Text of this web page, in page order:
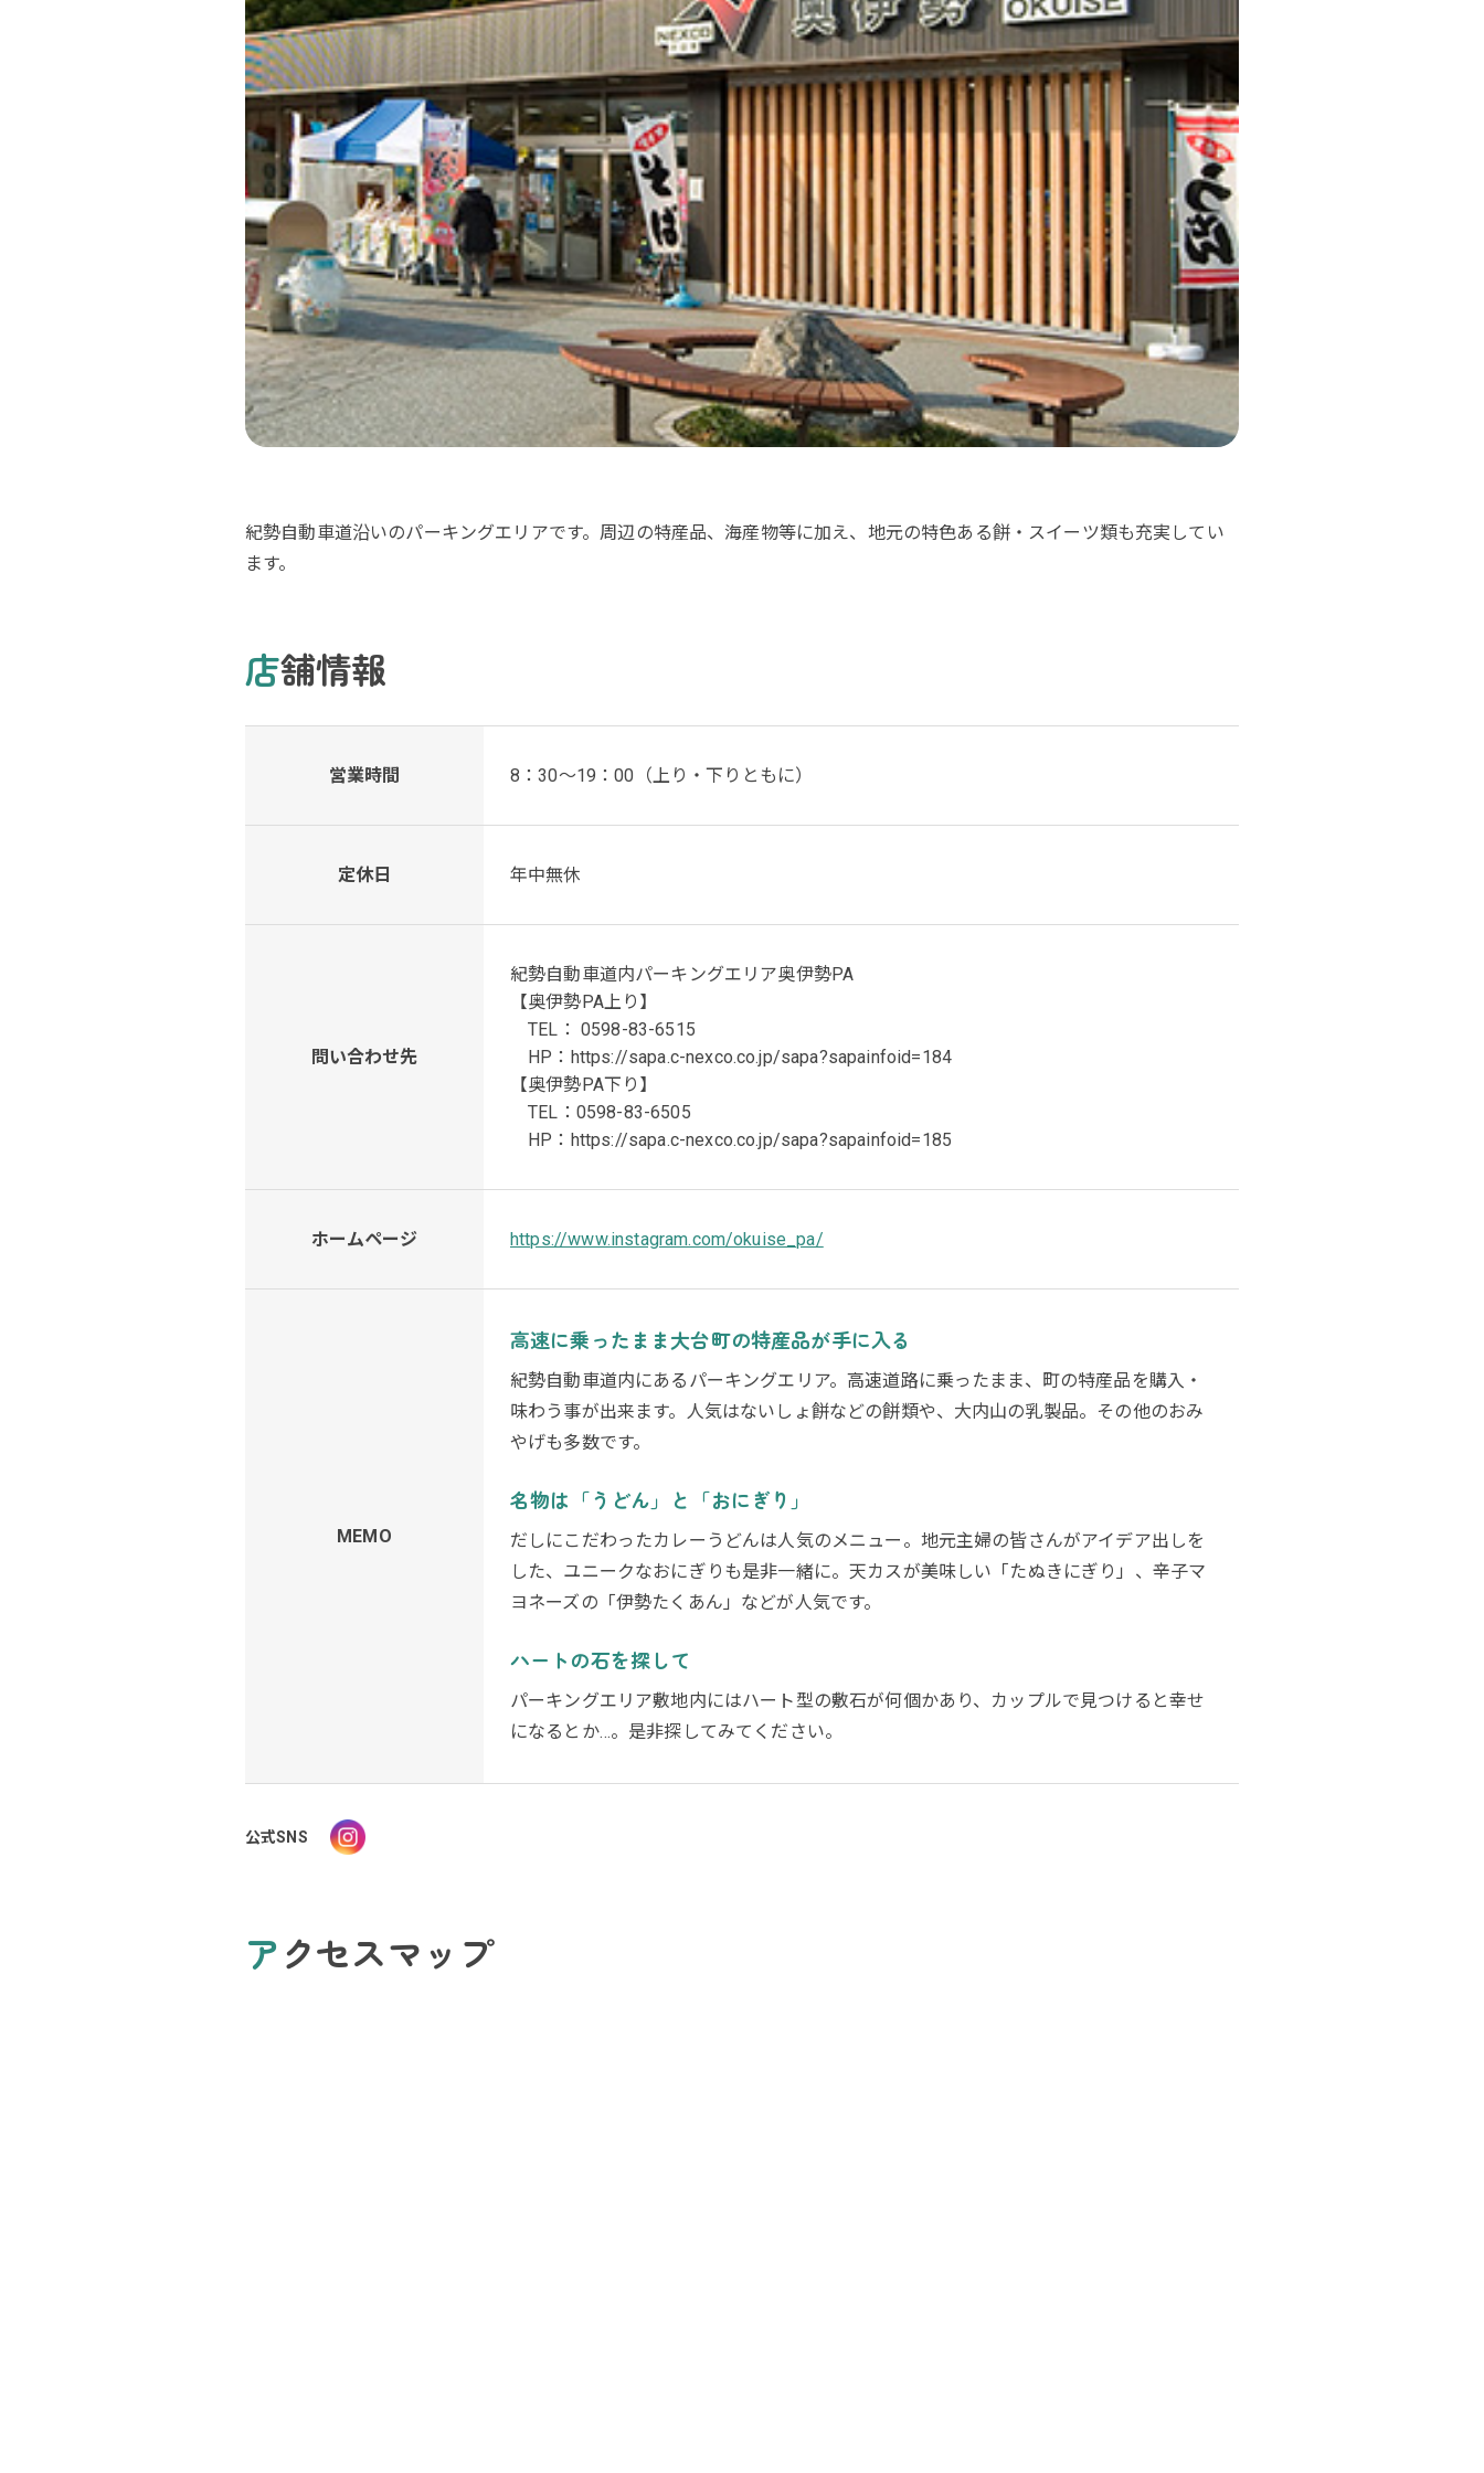
紀勢自動車道沿いのパーキングエリアです。周辺の特産品、海産物等に加え、地元の特色ある餅・スイーツ類も充実してい
ます。
店舗情報
営業時間 8：30～19：00（上り・下りともに）
定休日 年中無休
問い合わせ先
紀勢自動車道内パーキングエリア奥伊勢PA
【奥伊勢PA上り】
TEL： 0598-83-6515
HP：https://sapa.c-nexco.co.jp/sapa?sapainfoid=184
【奥伊勢PA下り】
TEL：0598-83-6505
HP：https://sapa.c-nexco.co.jp/sapa?sapainfoid=185
ホームページ https://www.instagram.com/okuise_pa/
MEMO
高速に乗ったまま大台町の特産品が手に入る
紀勢自動車道内にあるパーキングエリア。高速道路に乗ったまま、町の特産品を購入・
味わう事が出来ます。人気はないしょ餅などの餅類や、大内山の乳製品。その他のおみ
やげも多数です。
名物は「うどん」と「おにぎり」
だしにこだわったカレーうどんは人気のメニュー。地元主婦の皆さんがアイデア出しを
した、ユニークなおにぎりも是非一緒に。天カスが美味しい「たぬきにぎり」、辛子マ
ヨネーズの「伊勢たくあん」などが人気です。
ハートの石を探して
パーキングエリア敷地内にはハート型の敷石が何個かあり、カップルで見つけると幸せ
になるとか…。是非探してみてください。
公式SNS
アクセスマップ